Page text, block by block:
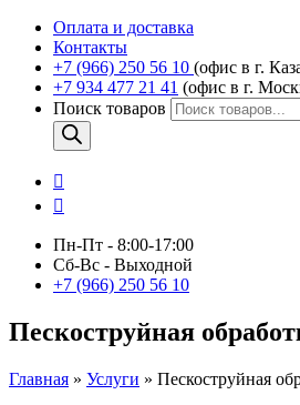
Оплата и доставка
Контакты
+7 (966) 250 56 10 (офис в г.
+7 934 477 21 41 (офис в г.
Поиск товаров
Пн-Пт - 8:00-17:00
Сб-Вс - Выходной
+7 (966) 250 56 10
Пескоструйная
Главная » Услуги » Пескоструйная